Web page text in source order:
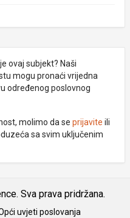
ovaj subjekt? Naši
mogu pronaći vrijedna
određenog poslovnog
molimo da se prijavite ili
sa svim uključenim
Sva prava pridržana.
uvjeti poslovanja